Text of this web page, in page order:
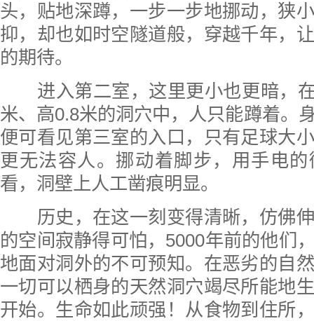
头，贴地深蹲，一步一步地挪动，狭
抑，却也如时空隧道般，穿越千年，
的期待。
进入第二室，这里更小也更暗，在
米、高0.8米的洞穴中，人只能蹲着。
便可看见第三室的入口，只有足球大
更无法容人。挪动着脚步，用手电
看，洞壁上人工凿痕明显。
历史，在这一刻变得清晰，仿佛伸
的空间寂静得可怕，5000年前的他们
地面对洞外的不可预知。在恶劣的自
一切可以栖身的天然洞穴竭尽所能地
开始。生命如此顽强！从食物到住所